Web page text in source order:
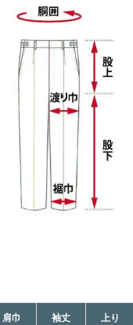
肩巾 袖丈 上り